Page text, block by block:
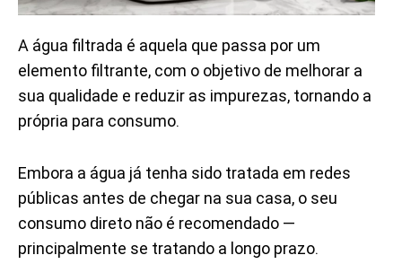
A água filtrada é aquela que passa por um
elemento filtrante, com o objetivo de melhorar a
sua qualidade e reduzir as impurezas, tornando a
própria para consumo.
Embora a água já tenha sido tratada em redes
públicas antes de chegar na sua casa, o seu
consumo direto não é recomendado —
principalmente se tratando a longo prazo.